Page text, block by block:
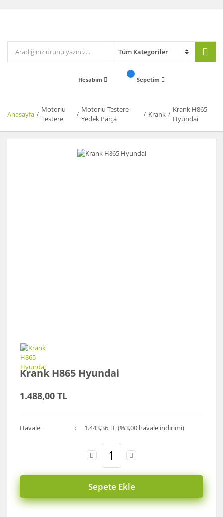
Hesabım Sepetim
Anasayfa
Motorlu
Testere
Motorlu Testere
Yedek Parça
Krank
Krank H865
Hyundai
Krank H865 Hyundai
1.488,00 TL
Havale 1.443,36 TL (%3,00 havale indirimi)
Sepete Ekle